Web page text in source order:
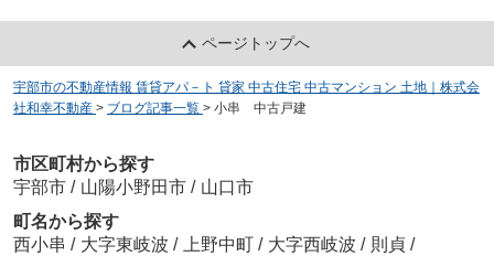
ページトップへ
宇部市の不動産情報 賃貸アパ－ト 貸家 中古住宅 中古マンション 土地｜株式会
社和幸不動産 > ブログ記事一覧 > 小串 中古戸建
市区町村から探す
宇部市 / 山陽小野田市 / 山口市
町名から探す
西小串 / 大字東岐波 / 上野中町 / 大字西岐波 / 則貞 /